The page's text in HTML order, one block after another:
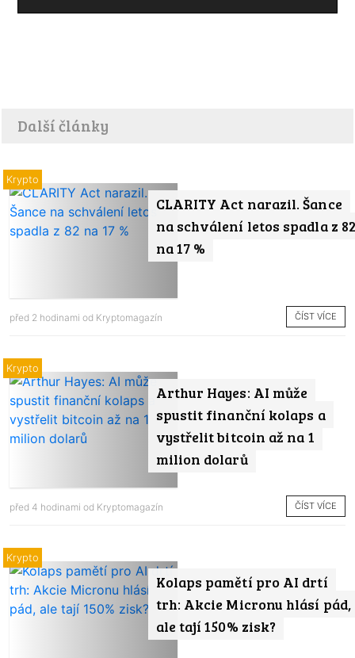
Další články
CLARITY Act narazil. Šance
na schválení letos spadla z 82
na 17 %
Krypto
před 2 hodinami od Kryptomagazín ČÍST VÍCE
Arthur Hayes: AI může
spustit finanční kolaps a
vystřelit bitcoin až na 1
milion dolarů
Krypto
před 4 hodinami od Kryptomagazín ČÍST VÍCE
Kolaps pamětí pro AI drtí
trh: Akcie Micronu hlásí pád,
ale tají 150% zisk?
Krypto